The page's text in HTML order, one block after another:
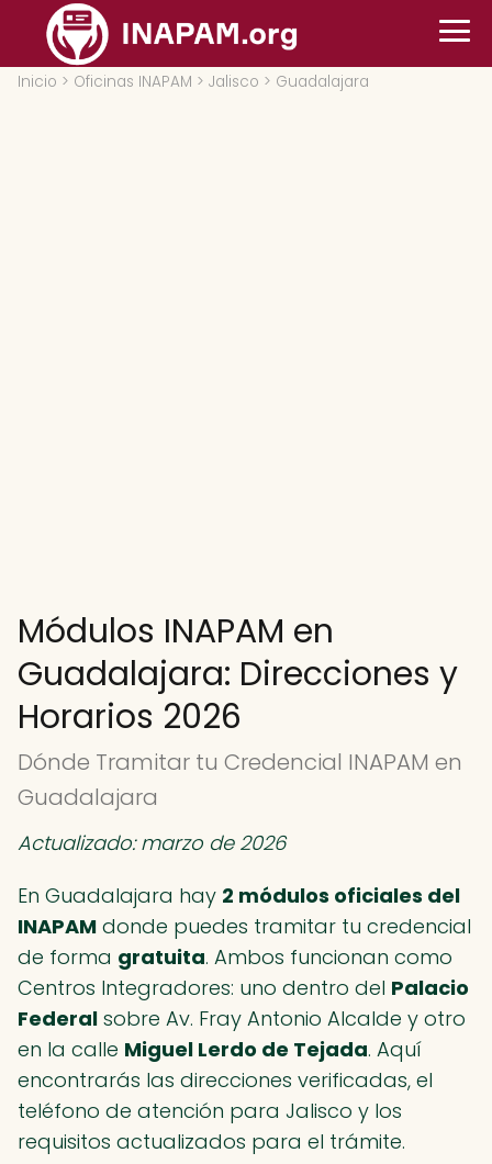
Inicio > Oficinas INAPAM > Jalisco > Guadalajara
Módulos INAPAM en
Guadalajara: Direcciones y
Horarios 2026
Dónde Tramitar tu Credencial INAPAM en
Guadalajara
Actualizado: marzo de 2026
En Guadalajara hay 2 módulos oficiales del
INAPAM donde puedes tramitar tu credencial
de forma gratuita. Ambos funcionan como
Centros Integradores: uno dentro del Palacio
Federal sobre Av. Fray Antonio Alcalde y otro
en la calle Miguel Lerdo de Tejada. Aquí
encontrarás las direcciones verificadas, el
teléfono de atención para Jalisco y los
requisitos actualizados para el trámite.